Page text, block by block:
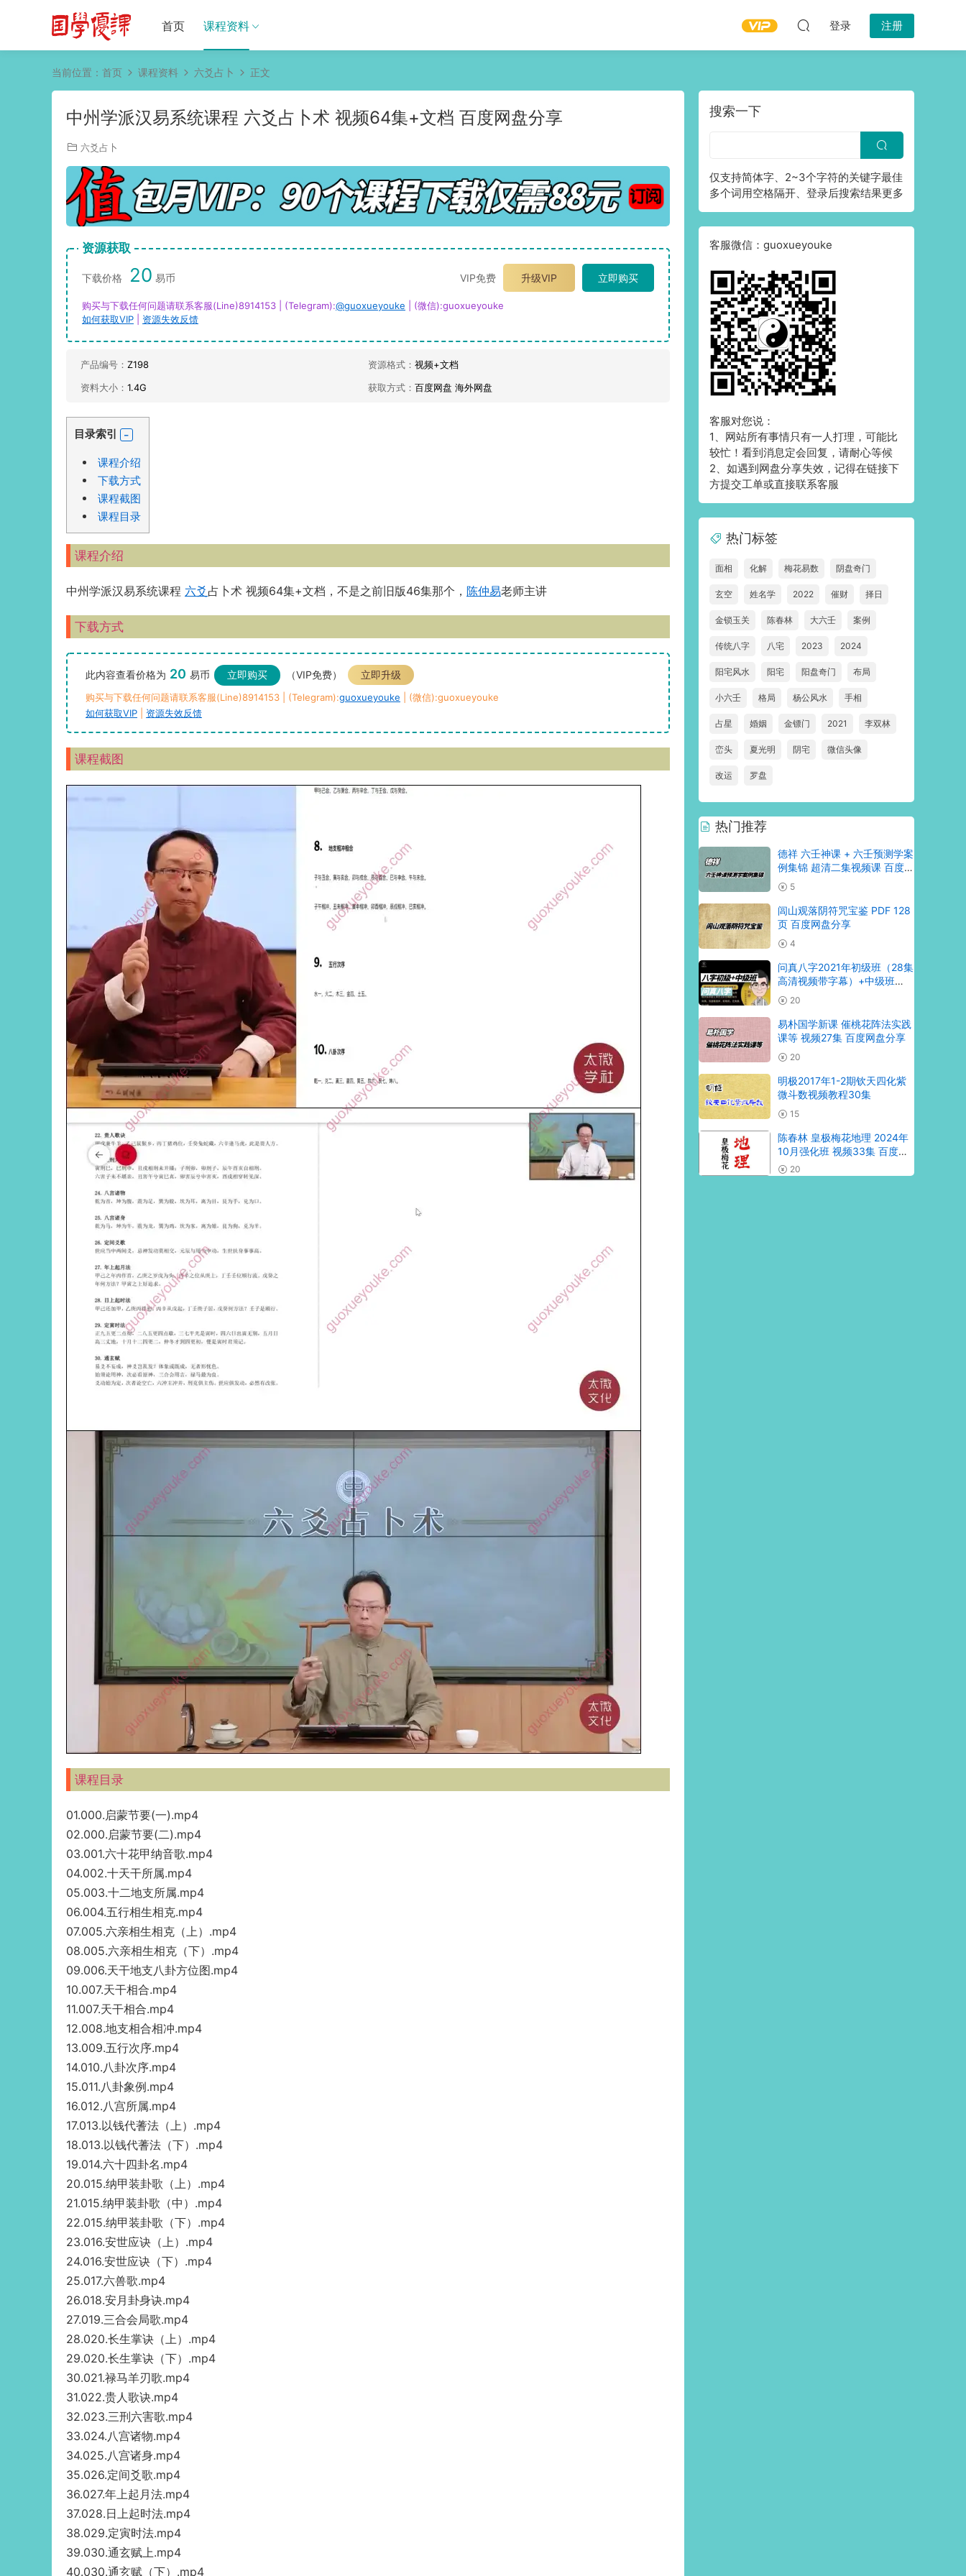
首页 课程资料 登录 注册
当前位置： 首页 课程资料 六爻占卜 正文
中州学派汉易系统课程 六爻占卜术 视频64集+文档 百度网盘分享
六爻占卜
资源获取
下载价格 20 易币 VIP免费 升级VIP 立即购买
购买与下载任何问题请联系客服(Line)8914153 | (Telegram):@guoxueyouke | (微信):guoxueyouke
如何获取VIP
资源失效反馈
产品编号： Z198 资源格式： 视频+文档
资料大小： 1.4G 获取方式： 百度网盘 海外网盘
目录索引
课程介绍
下载方式
课程截图
课程目录
课程介绍
中州学派汉易系统课程 六爻 占卜术 视频64集+文档，不是之前旧版46集那个， 陈仲易老师主讲
下载方式
此内容查看价格为 20 易币 立即购买 （VIP免费） 立即升级
购买与下载任何问题请联系客服(Line)8914153 | (Telegram):guoxueyouke | (微信):guoxueyouke
如何获取VIP
资源失效反馈
课程截图
课程目录
01.000.启蒙节要(一).mp4
02.000.启蒙节要(二).mp4
03.001.六十花甲纳音歌.mp4
04.002.十天干所属.mp4
05.003.十二地支所属.mp4
06.004.五行相生相克.mp4
07.005.六亲相生相克（上）.mp4
08.005.六亲相生相克（下）.mp4
09.006.天干地支八卦方位图.mp4
10.007.天干相合.mp4
11.007.天干相合.mp4
12.008.地支相合相冲.mp4
13.009.五行次序.mp4
14.010.八卦次序.mp4
15.011.八卦象例.mp4
16.012.八宫所属.mp4
17.013.以钱代蓍法（上）.mp4
18.013.以钱代蓍法（下）.mp4
19.014.六十四卦名.mp4
20.015.纳甲装卦歌（上）.mp4
21.015.纳甲装卦歌（中）.mp4
22.015.纳甲装卦歌（下）.mp4
23.016.安世应诀（上）.mp4
24.016.安世应诀（下）.mp4
25.017.六兽歌.mp4
26.018.安月卦身诀.mp4
27.019.三合会局歌.mp4
28.020.长生掌诀（上）.mp4
29.020.长生掌诀（下）.mp4
30.021.禄马羊刃歌.mp4
31.022.贵人歌诀.mp4
32.023.三刑六害歌.mp4
33.024.八宫诸物.mp4
34.025.八宫诸身.mp4
35.026.定间爻歌.mp4
36.027.年上起月法.mp4
37.028.日上起时法.mp4
38.029.定寅时法.mp4
39.030.通玄赋上.mp4
40.030.通玄赋（下）.mp4
搜索一下
仅支持简体字、2~3个字符的关键字最佳
多个词用空格隔开、登录后搜索结果更多
客服微信：guoxueyouke
客服对您说：
1、网站所有事情只有一人打理，可能比
较忙！看到消息定会回复，请耐心等候
2、如遇到网盘分享失效，记得在链接下
方提交工单或直接联系客服
热门标签
面相 化解 梅花易数 阴盘奇门
玄空 姓名学 2022 催财 择日
金锁玉关 陈春林 大六壬 案例
传统八字 八宅 2023 2024
阳宅风水 阳宅 阳盘奇门 布局
小六壬 格局 杨公风水 手相
占星 婚姻 金镖门 2021 李双林
峦头 夏光明 阴宅 微信头像
改运 罗盘
热门推荐
德祥 六壬神课 + 六壬预测学案
例集锦 超清二集视频课 百度网
盘分享
5
闾山观落阴符咒宝鉴 PDF 128
页 百度网盘分享
4
问真八字2021年初级班（28集
高清视频带字幕）+中级班
（16集视频）
20
易朴国学新课 催桃花阵法实践
课等 视频27集 百度网盘分享
20
明极2017年1-2期钦天四化紫
微斗数视频教程30集
15
陈春林 皇极梅花地理 2024年
10月强化班 视频33集 百度网
盘分享
20